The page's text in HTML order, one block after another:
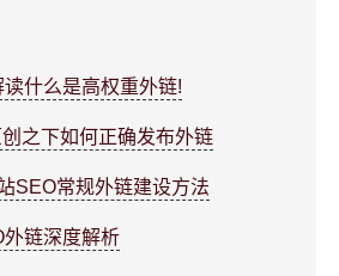
什么是高权重外链!
之下如何正确发布外链
SEO常规外链建设方法
链深度解析